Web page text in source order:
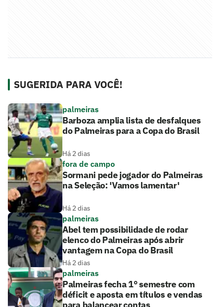
SUGERIDA PARA VOCÊ!
palmeiras
Barboza amplia lista de desfalques
do Palmeiras para a Copa do Brasil
Há 2 dias
fora de campo
Sormani pede jogador do Palmeiras
na Seleção: 'Vamos lamentar'
Há 2 dias
palmeiras
Abel tem possibilidade de rodar
elenco do Palmeiras após abrir
vantagem na Copa do Brasil
Há 2 dias
palmeiras
Palmeiras fecha 1° semestre com
déficit e aposta em títulos e vendas
para balancear contas